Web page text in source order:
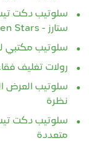
ستارز - Green Stars
سلوتيب مكتبي
رولات تغليف
سلوتيب العرض
نظرة
سلوتيب دكت
متعددة